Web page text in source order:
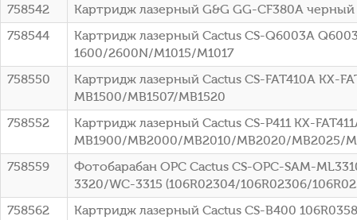
758542
Картридж лазерный G&G GG-CF380A
758544
Картридж лазерный Cactus CS-Q6003A
1600/2600N/M1015/M1017
758550
Картридж лазерный Cactus CS-FAT410A KX-
MB1500/MB1507/MB1520
758552
Картридж лазерный Cactus CS-P411 KX-
MB1900/MB2000/MB2010/MB2020/MB2025/
758559
Фотобарабан OPC Cactus CS-OPC-SAM-
3320/WC-3315 (106R02304/106R02306/
758562
Картридж лазерный Cactus CS-B400